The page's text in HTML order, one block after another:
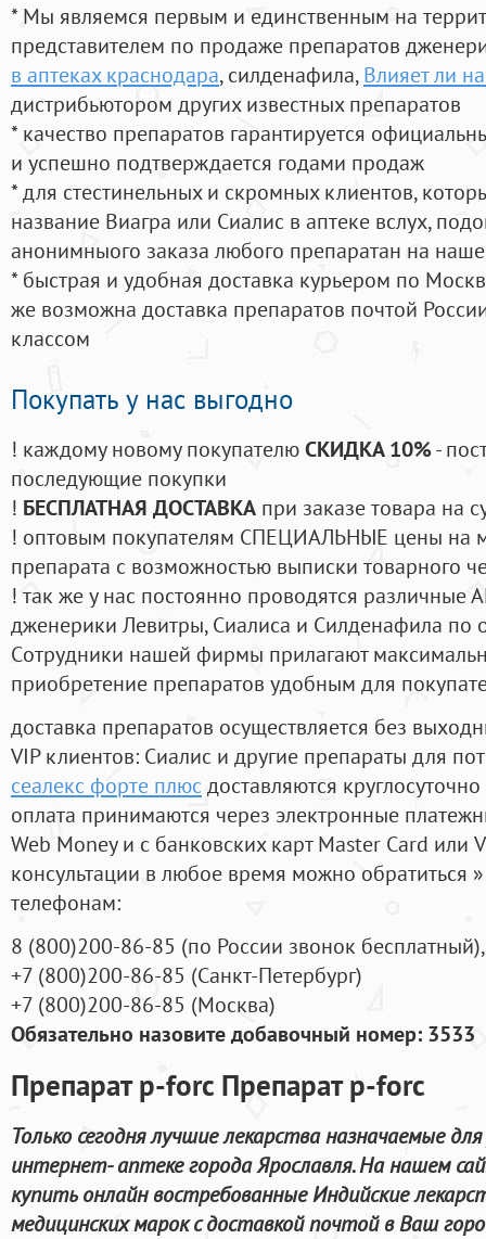
* Мы являемся первым и единственным на
представителем по продаже препаратов
в аптеках краснодара, силденафила, Влияет ли
дистрибьютором других известных препаратов
* качество препаратов гарантируется
и успешно подтверждается годами продаж
* для стестинельных и скромных клиентов,
название Виагра или Сиалис в аптеке вслух,
анонимныого заказа любого препаратан на
* быстрая и удобная доставка курьером по
же возможна доставка препаратов почтой
классом
Покупать у нас выгодно
! каждому новому покупателюСКИДКА 10%-
последующие покупки
! БЕСПЛАТНАЯ ДОСТАВКА при заказе товара на
! оптовым покупателям СПЕЦИАЛЬНЫЕ цены на
препарата с возможностью выписки товарного
! так же у нас постоянно проводятся
дженерики Левитры, Сиалиса и Силденафила по
Cотрудники нашей фирмы прилагают
приобретение препаратов удобным для
доставка препаратов осуществляется без
VIP клиентов: Сиалис и другие препараты для
сеалекс форте плюсдоставляются круглосуточно
оплата принимаются через электронные
Web Money и с банковских карт Master Card или
консультации в любое время можно обратиться
телефонам:
8 (800)200-86-85 (по России звонок бесплатный),
+7 (800)200-86-85 (Санкт-Петербург)
+7 (800)200-86-85 (Москва)
Обязательно назовите добавочный номер: 3533
Препарат p-forc Препарат p-forc
Только сегодня лучшие лекарства назначаемые
интернет- аптеке города Ярославля. На нашем
купить онлайн востребованные Индийские
медицинских марок с доставкой почтой в Ваш